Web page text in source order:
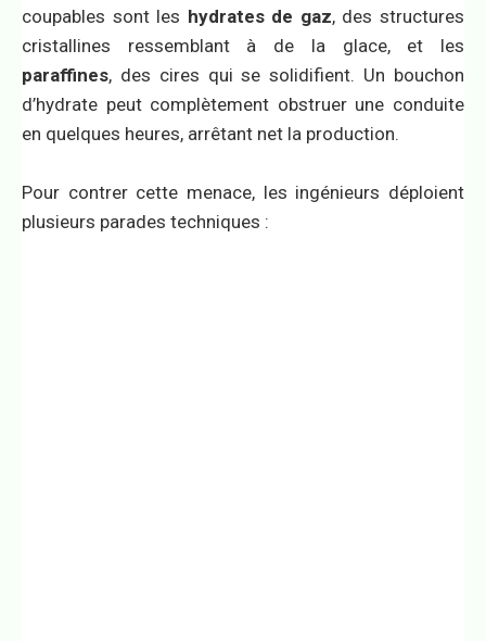
coupables sont les hydrates de gaz, des structures
cristallines ressemblant à de la glace, et les
paraffines, des cires qui se solidifient. Un bouchon
d’hydrate peut complètement obstruer une conduite
en quelques heures, arrêtant net la production.
Pour contrer cette menace, les ingénieurs déploient
plusieurs parades techniques :